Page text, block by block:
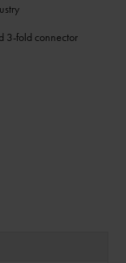
3-fold connector